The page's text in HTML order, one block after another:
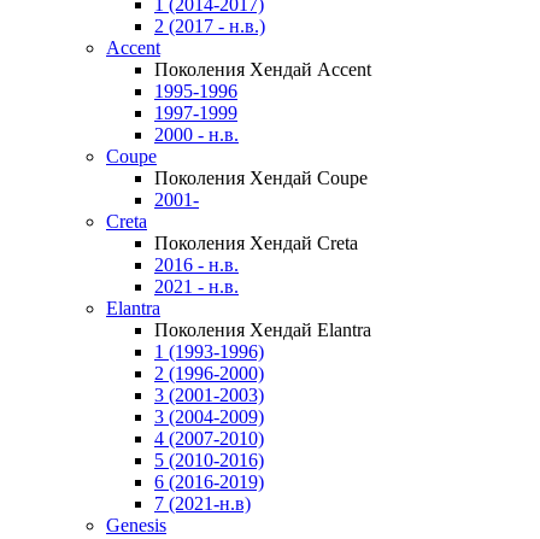
1 (2014-2017)
2 (2017 - н.в.)
Accent
Поколения Хендай Accent
1995-1996
1997-1999
2000 - н.в.
Coupe
Поколения Хендай Coupe
2001-
Creta
Поколения Хендай Creta
2016 - н.в.
2021 - н.в.
Elantra
Поколения Хендай Elantra
1 (1993-1996)
2 (1996-2000)
3 (2001-2003)
3 (2004-2009)
4 (2007-2010)
5 (2010-2016)
6 (2016-2019)
7 (2021-н.в)
Genesis